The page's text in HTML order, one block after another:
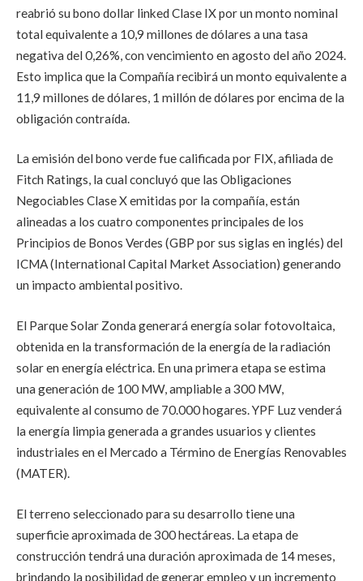
reabrió su bono dollar linked Clase IX por un monto nominal
total equivalente a 10,9 millones de dólares a una tasa
negativa del 0,26%, con vencimiento en agosto del año 2024.
Esto implica que la Compañía recibirá un monto equivalente a
11,9 millones de dólares, 1 millón de dólares por encima de la
obligación contraída.
La emisión del bono verde fue calificada por FIX, afiliada de
Fitch Ratings, la cual concluyó que las Obligaciones
Negociables Clase X emitidas por la compañía, están
alineadas a los cuatro componentes principales de los
Principios de Bonos Verdes (GBP por sus siglas en inglés) del
ICMA (International Capital Market Association) generando
un impacto ambiental positivo.
El Parque Solar Zonda generará energía solar fotovoltaica,
obtenida en la transformación de la energía de la radiación
solar en energía eléctrica. En una primera etapa se estima
una generación de 100 MW, ampliable a 300 MW,
equivalente al consumo de 70.000 hogares. YPF Luz venderá
la energía limpia generada a grandes usuarios y clientes
industriales en el Mercado a Término de Energías Renovables
(MATER).
El terreno seleccionado para su desarrollo tiene una
superficie aproximada de 300 hectáreas. La etapa de
construcción tendrá una duración aproximada de 14 meses,
brindando la posibilidad de generar empleo y un incremento